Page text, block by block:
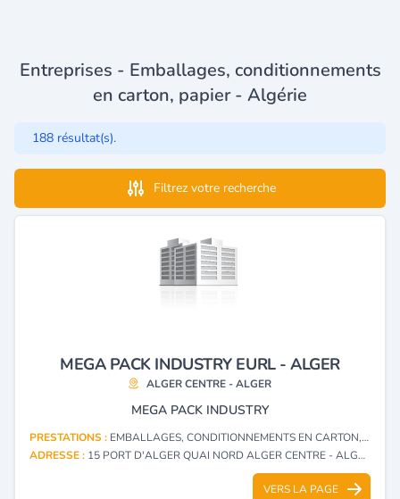
Entreprises - Emballages, conditionnements
en carton, papier - Algérie
188 résultat(s).
Filtrez votre recherche
MEGA PACK INDUSTRY EURL - ALGER
ALGER CENTRE - ALGER
MEGA PACK INDUSTRY
PRESTATIONS : EMBALLAGES, CONDITIONNEMENTS EN CARTON, PAPIER
ADRESSE : 15 PORT D'ALGER QUAI NORD ALGER CENTRE - ALGER
VERS LA PAGE